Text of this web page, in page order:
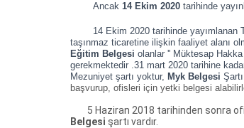
Ancak 14 Ekim 2020 tarihinde
14 Ekim 2020 tarihinde
taşınmaz ticaretine ilişkin faaliyet alanı
Eğitim Belgesi olanlar '' Müktesap
gerekmektedir .31 mart 2020 tarihine
Mezuniyet şartı yoktur, Myk Belgesi
başvurup, ofisleri için yetki belgesi
5 Haziran 2018 tarihinden sonra
Belgesi şartı vardır.